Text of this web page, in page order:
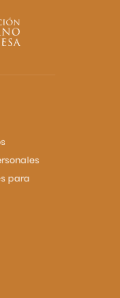
para